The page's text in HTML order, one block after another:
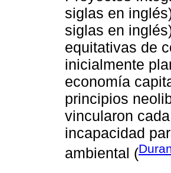
siglas en
siglas en
equitativas de
inicialmente
economía
principios
vincularon
incapacidad
ambiental (